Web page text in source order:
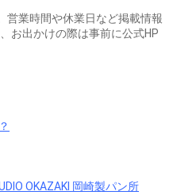
営業時間や休業日など掲載情報
お出かけの際は事前に公式HP
OKAZAKI 岡崎製パン所